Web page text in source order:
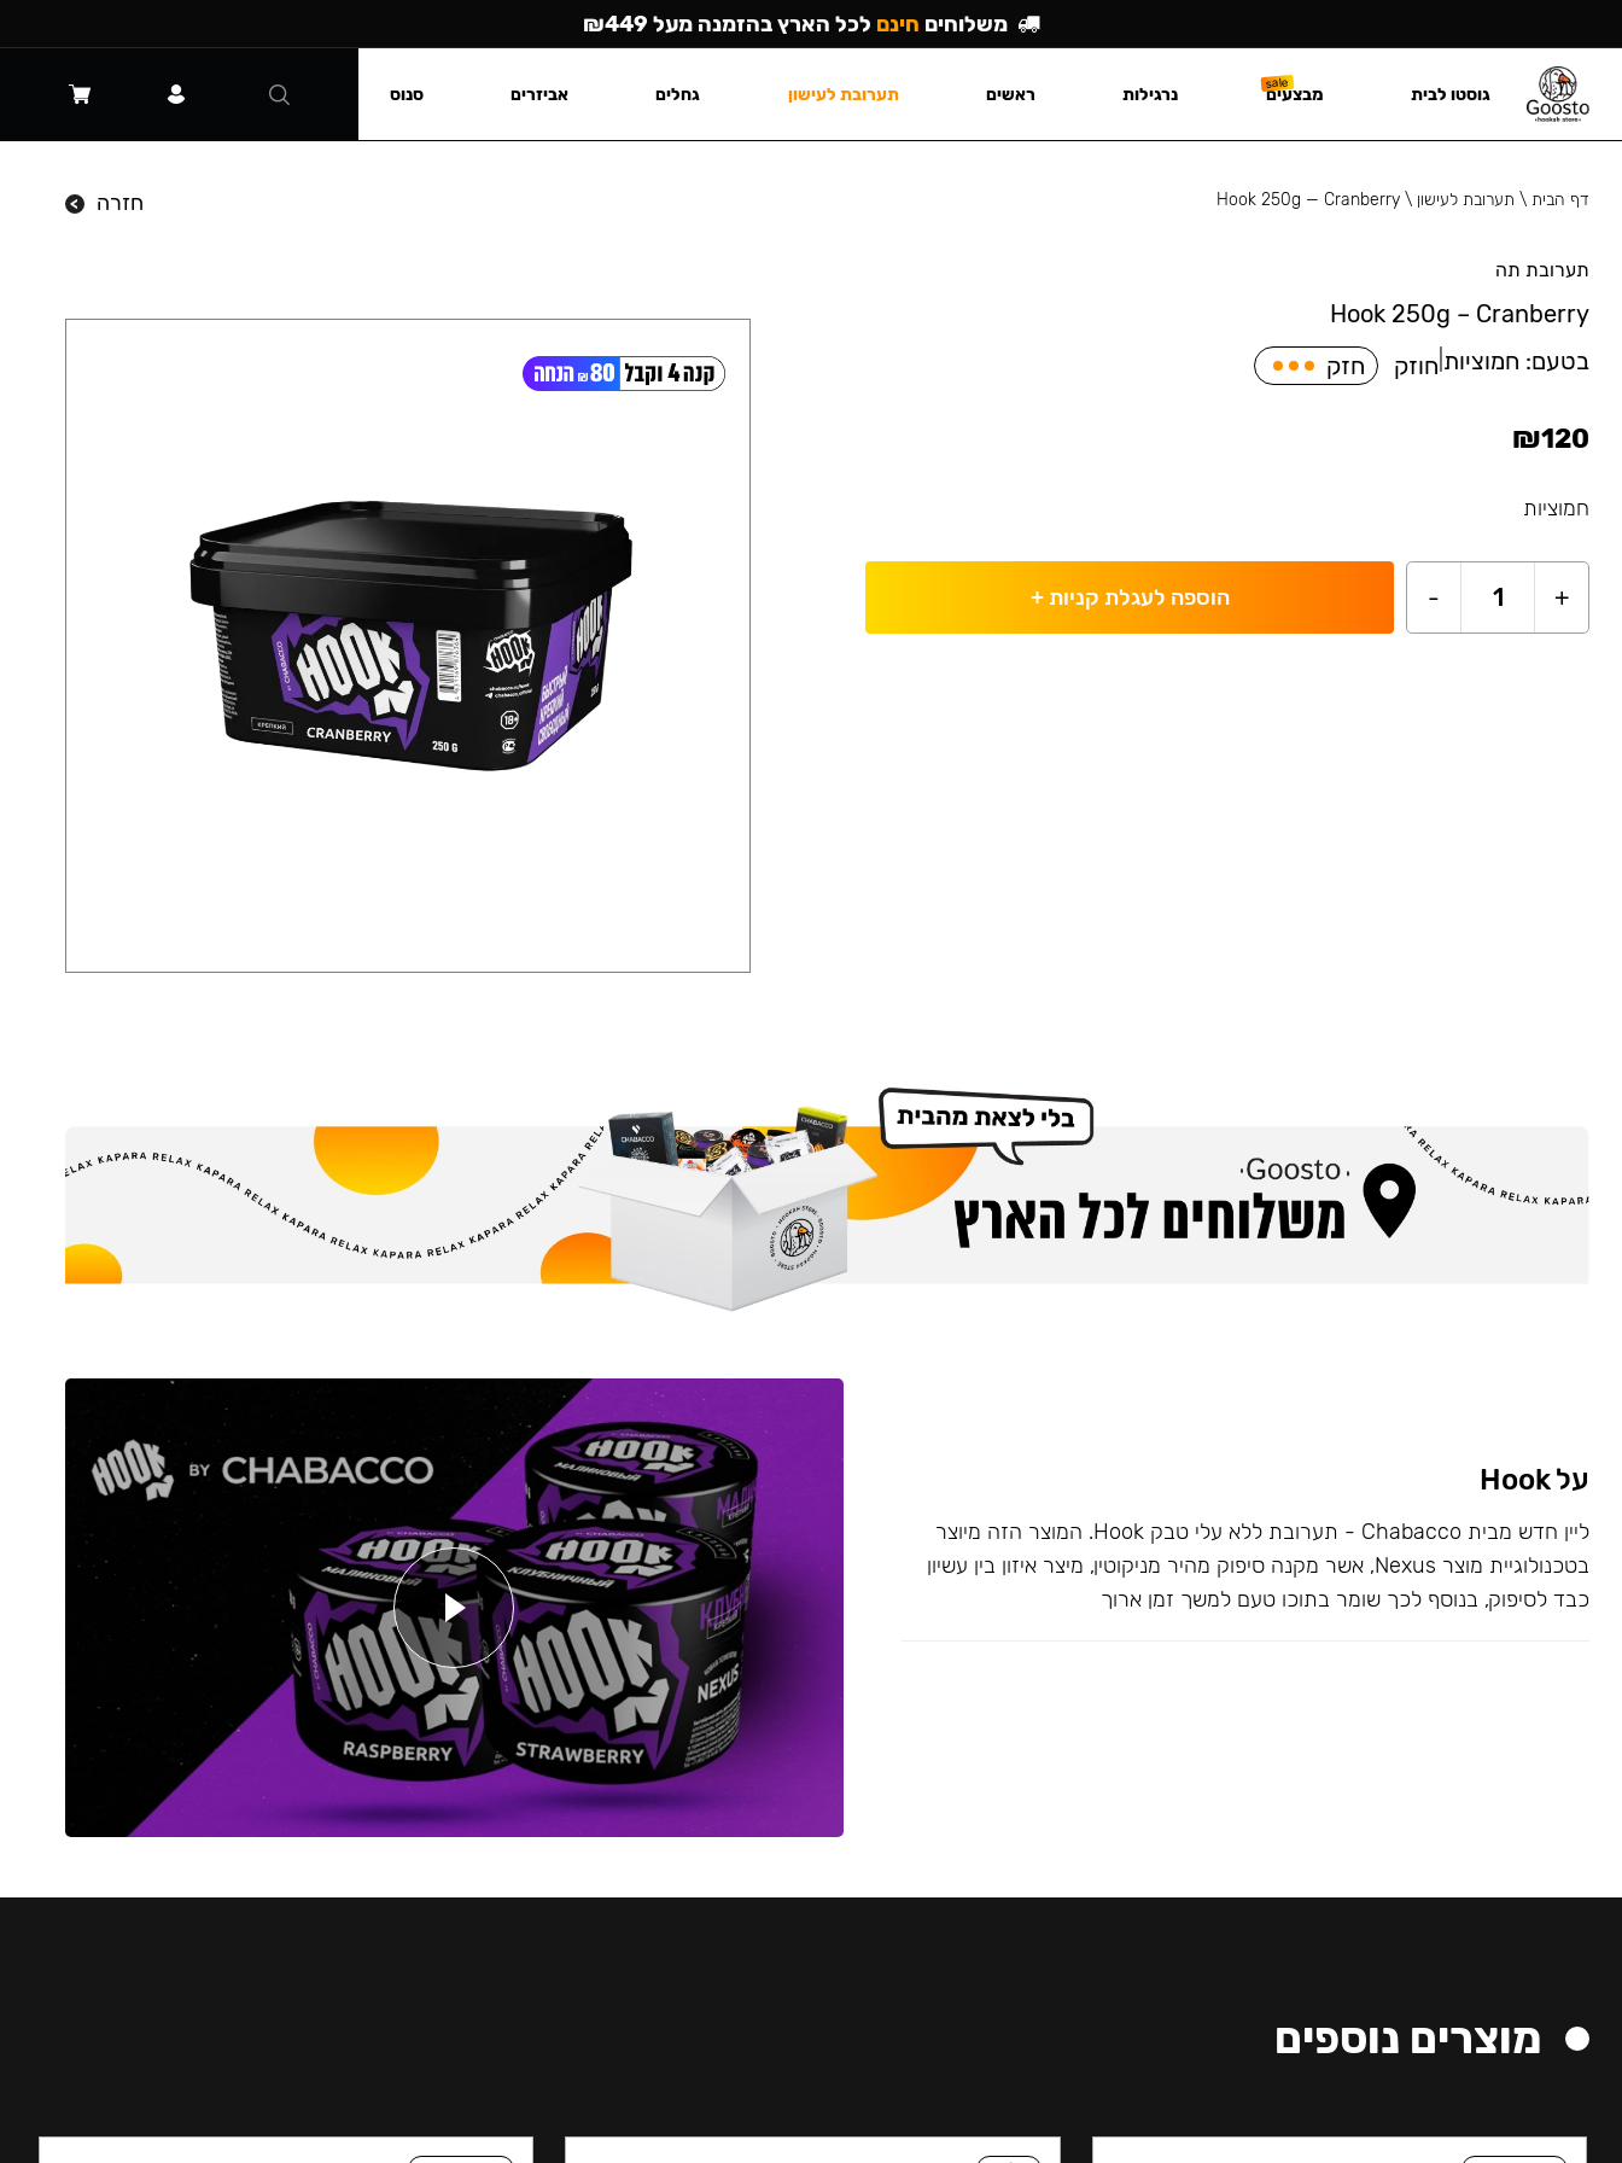
דף הבית\ תערובת לעישון \
Hook 250g — Cranberry חזרה
תערובת תה
Hook 250g – Cranberry
בטעם: חמוציות חוזק חזק
₪120
חמוציות
+
1
- הוספה לעגלת קניות+
על Hook
ליין חדש מבית Chabacco - תערובת ללא עלי טבק Hook. המוצר הזה מיוצר
בטכנולוגיית מוצר Nexus, אשר מקנה סיפוק מהיר מניקוטין, מיצר איזון בין עשיון
כבד לסיפוק, בנוסף לכך שומר בתוכו טעם למשך זמן ארוך
מוצרים נוספים
משלוחים חינם לכל הארץ בהזמנה מעל ₪449
גוסטו לבית מבצעים נרגילות ראשים תערובת לעישון גחלים אביזרים סנוס